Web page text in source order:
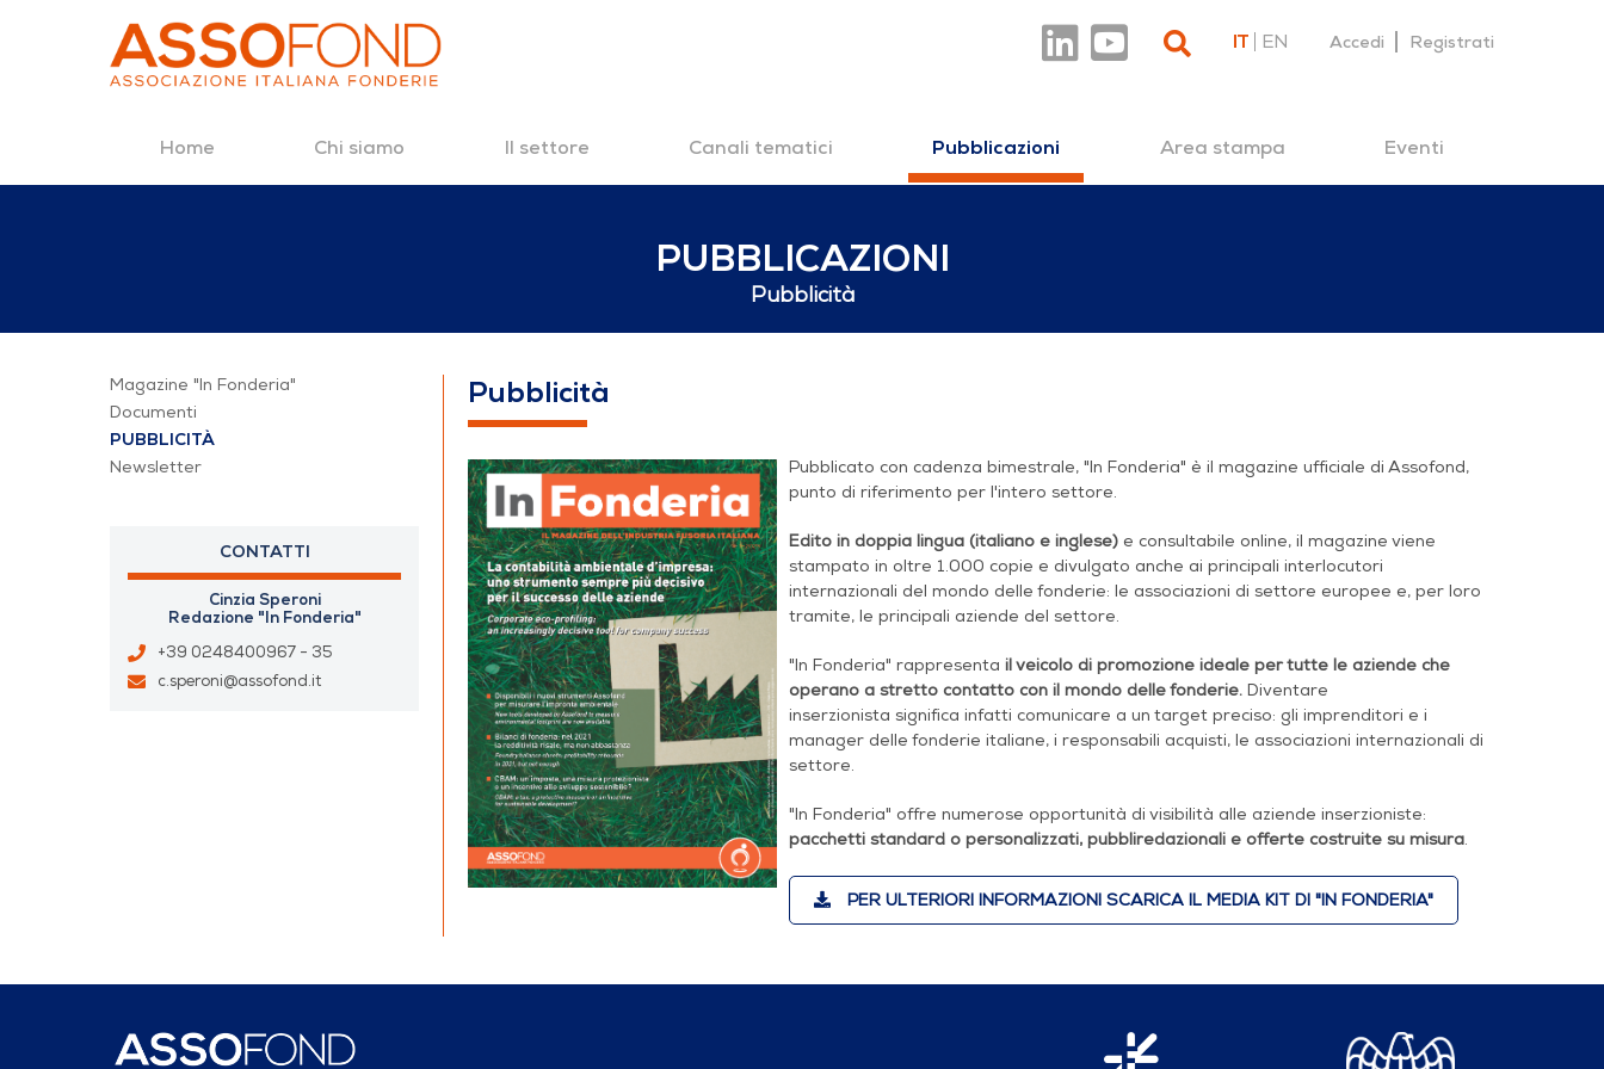
IT EN Accedi Registrati
Home Chi siamo Il settore Canali tematici Pubblicazioni Area stampa Eventi
PUBBLICAZIONI
Pubblicità
Pubblicità
Magazine "In Fonderia"
Documenti
PUBBLICITÀ
Newsletter
CONTATTI
Cinzia Speroni
Redazione "In Fonderia"
+39 0248400967 - 35
c.speroni@assofond.it
Pubblicità
Pubblicato con cadenza bimestrale, "In Fonderia" è il magazine ufficiale di Assofond,
punto di riferimento per l'intero settore.
Edito in doppia lingua (italiano e inglese) e consultabile online, il magazine viene
stampato in oltre 1.000 copie e divulgato anche ai principali interlocutori
internazionali del mondo delle fonderie: le associazioni di settore europee e, per loro
tramite, le principali aziende del settore.
"In Fonderia" rappresenta il veicolo di promozione ideale per tutte le aziende che
operano a stretto contatto con il mondo delle fonderie. Diventare
inserzionista significa infatti comunicare a un target preciso: gli imprenditori e i
manager delle fonderie italiane, i responsabili acquisti, le associazioni internazionali di
settore.
"In Fonderia" offre numerose opportunità di visibilità alle aziende inserzioniste:
pacchetti standard o personalizzati, pubbliredazionali e offerte costruite su misura.
PER ULTERIORI INFORMAZIONI SCARICA IL MEDIA KIT DI "IN FONDERIA"